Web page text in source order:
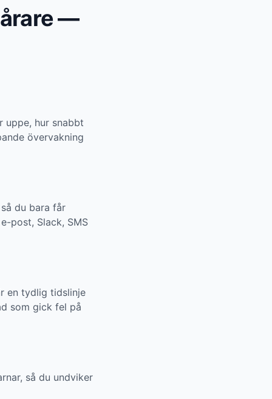
—
uppe, hur snabbt
övervakning
du bara får
post, Slack, SMS
en tydlig tidslinje
som gick fel på
så du undviker